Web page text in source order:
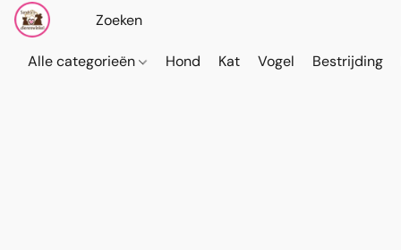
Alle categorieën Hond Kat Vogel Bestrijding